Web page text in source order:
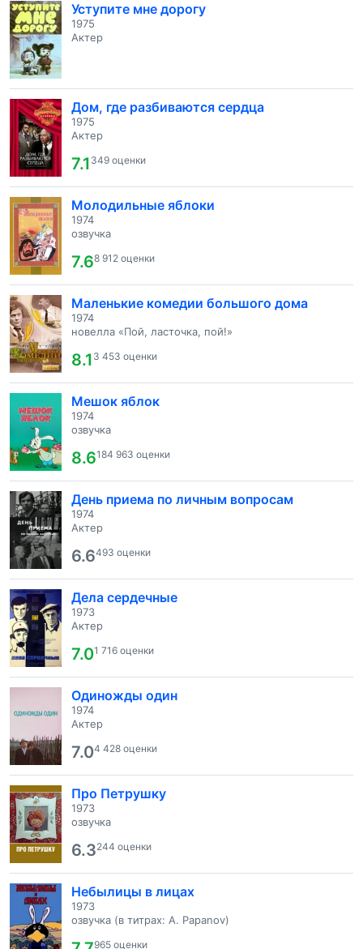
Уступите мне дорогу
1975
Актер
Дом, где разбиваются сердца
1975
Актер
7.1 349 оценки
Молодильные яблоки
1974
озвучка
7.68 912 оценки
Маленькие комедии большого дома
1974
новелла «Пой, ласточка, пой!»
8.1 3 453 оценки
Мешок яблок
1974
озвучка
8.6184 963 оценки
День приема по личным вопросам
1974
Актер
6.6493 оценки
Дела сердечные
1973
Актер
7.01 716 оценки
Одиножды один
1974
Актер
7.04 428 оценки
Про Петрушку
1973
озвучка
6.3244 оценки
Небылицы в лицах
1973
озвучка (в титрах: A. Papanov)
965 оценки